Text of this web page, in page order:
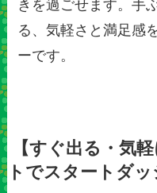
きを過ごせます。手
る、気軽さと満足感
ーです。
【すぐ出る・気
トでスタートダッ